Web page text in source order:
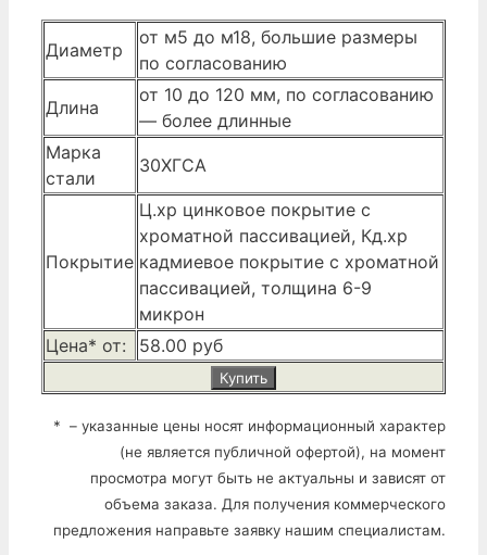
Диаметр
от м5 до м18, большие размеры
по согласованию
Длина
от 10 до 120 мм, по согласованию
— более длинные
Марка
стали
30ХГСА
Покрытие
Ц.хр цинковое покрытие с
хроматной пассивацией, Кд.хр
кадмиевое покрытие с хроматной
пассивацией, толщина 6-9
микрон
Цена* от:
58.00 руб
Купить
* – указанные цены носят информационный характер
(не является публичной офертой), на момент
просмотра могут быть не актуальны и зависят от
объема заказа. Для получения коммерческого
предложения направьте заявку нашим специалистам.